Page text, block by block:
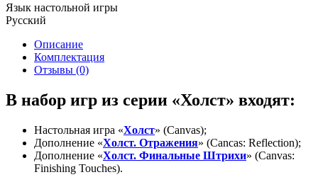
Язык настольной игры
Русский
Описание
Комплектация
Отзывы (0)
В набор игр из серии «Холст» входят:
Настольная игра «Холст» (Canvas);
Дополнение «Холст. Отражения» (Cancas: Reflection);
Дополнение «Холст. Финальные Штрихи» (Canvas:
Finishing Touches).